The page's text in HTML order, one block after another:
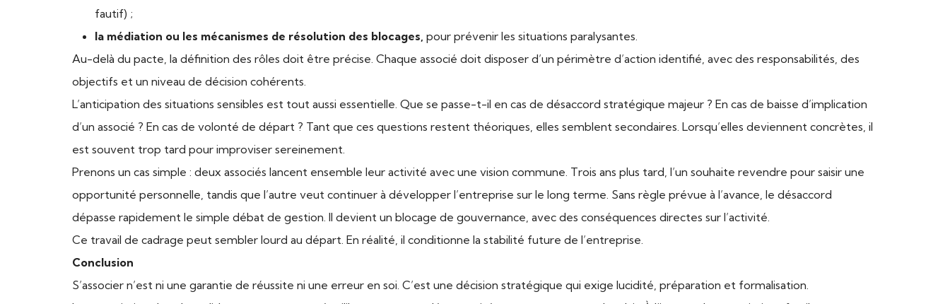
fautif) ;
la médiation ou les mécanismes de résolution des blocages, pour prévenir les situations paralysantes.
Au-delà du pacte, la définition des rôles doit être précise. Chaque associé doit disposer d’un périmètre d’action identifié, avec des responsabilités, des
objectifs et un niveau de décision cohérents.
L’anticipation des situations sensibles est tout aussi essentielle. Que se passe-t-il en cas de désaccord stratégique majeur ? En cas de baisse d’implication
d’un associé ? En cas de volonté de départ ? Tant que ces questions restent théoriques, elles semblent secondaires. Lorsqu’elles deviennent concrètes, il
est souvent trop tard pour improviser sereinement.
Prenons un cas simple : deux associés lancent ensemble leur activité avec une vision commune. Trois ans plus tard, l’un souhaite revendre pour saisir une
opportunité personnelle, tandis que l’autre veut continuer à développer l’entreprise sur le long terme. Sans règle prévue à l’avance, le désaccord
dépasse rapidement le simple débat de gestion. Il devient un blocage de gouvernance, avec des conséquences directes sur l’activité.
Ce travail de cadrage peut sembler lourd au départ. En réalité, il conditionne la stabilité future de l’entreprise.
Conclusion
S’associer n’est ni une garantie de réussite ni une erreur en soi. C’est une décision stratégique qui exige lucidité, préparation et formalisation.